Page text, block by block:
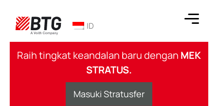
konten
ID
Raih tingkat keandalan baru dengan MEK
STRATUS.
Masuki Stratusfer